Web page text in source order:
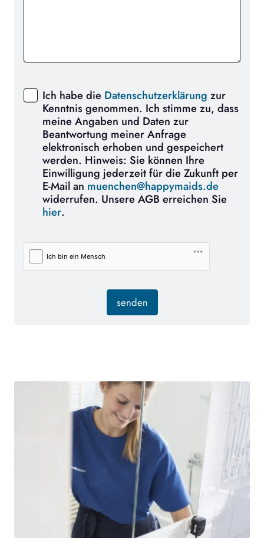
Ich habe die Datenschutzerklärung zur
Kenntnis genommen. Ich stimme zu, dass
meine Angaben und Daten zur
Beantwortung meiner Anfrage
elektronisch erhoben und gespeichert
werden. Hinweis: Sie können Ihre
Einwilligung jederzeit für die Zukunft per
E-Mail an muenchen@happymaids.de
widerrufen. Unsere AGB erreichen Sie
hier.